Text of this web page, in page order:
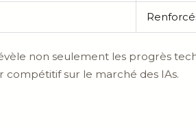
non seulement les progrès
sur le marché des IAs.